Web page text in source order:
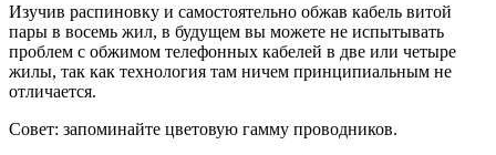
Изучив распиновку и самостоятельно обжав кабель витой
пары в восемь жил, в будущем вы можете не испытывать
проблем с обжимом телефонных кабелей в две или четыре
жилы, так как технология там ничем принципиальным не
отличается.
Совет: запоминайте цветовую гамму проводников.